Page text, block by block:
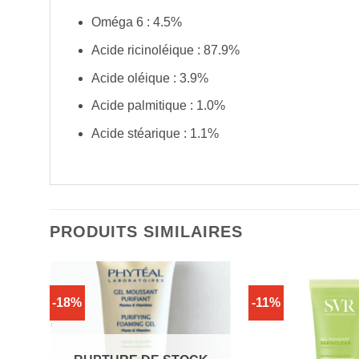
Oméga 6 : 4.5%
Acide ricinoléique : 87.9%
Acide oléique : 3.9%
Acide palmitique : 1.0%
Acide stéarique : 1.1%
PRODUITS SIMILAIRES
-18% -11%